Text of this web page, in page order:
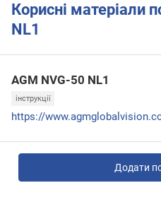
Корисні матеріали
NL1
AGM NVG-50 NL1
інструкції
Додати